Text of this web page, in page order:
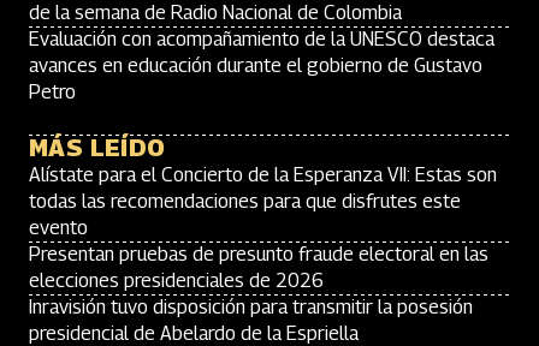
de la semana de Radio Nacional de Colombia
Evaluación con acompañamiento de la UNESCO destaca
avances en educación durante el gobierno de Gustavo
Petro
MÁS LEÍDO
Alístate para el Concierto de la Esperanza VII: Estas son
todas las recomendaciones para que disfrutes este
evento
Presentan pruebas de presunto fraude electoral en las
elecciones presidenciales de 2026
Inravisión tuvo disposición para transmitir la posesión
presidencial de Abelardo de la Espriella